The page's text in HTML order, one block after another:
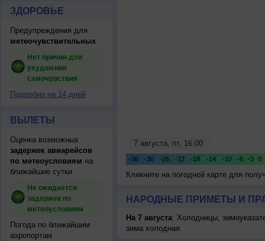
ЗДОРОВЬЕ
Предупреждения для
метеочувствительных
Нет причин для
ухудшения
самочувствия
Подробно на 14 дней
ВЫЛЕТЫ
Оценка возможных
задержек авиарейсов
по метеоусловиям на
ближайшие сутки
Не ожидается
задержек по
метеоусловиям
Погода по ближайшим
аэропортам
Кликните на погодной карте для
НАРОДНЫЕ ПРИМЕТЫ И
На 7 августа: Холодницы,
зима холодная.